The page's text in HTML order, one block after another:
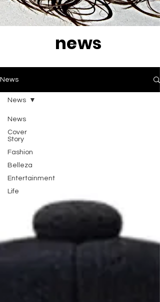
news
News
News
Cover
Story
Fashion
Belleza
Entertainment
Life
News